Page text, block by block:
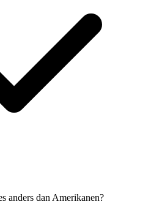
anders dan Amerikanen?